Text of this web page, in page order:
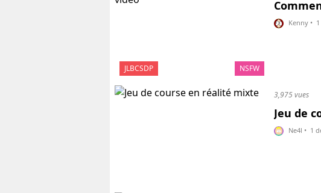
JLBCSDP NSFW
Kenny •
3,975 vues
Jeu de
Ne4l • 1